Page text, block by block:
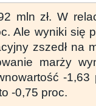
mln zł. W
Ale wyniki się
zszedł na
marży
-
-0,75 proc.